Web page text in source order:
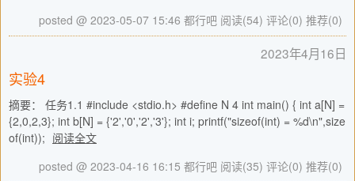
posted @ 2023-05-07 15:46 都行吧 阅读(54) 评论(0) 推荐(0)
2023年4月16日
实验4
摘要： 任务1.1 #include <stdio.h> #define N 4 int main() { int a[N] =
{2,0,2,3}; int b[N] = {'2','0','2','3'}; int i; printf("sizeof(int) = %d\n",size
of(int)); 阅读全文
posted @ 2023-04-16 16:15 都行吧 阅读(35) 评论(0) 推荐(0)